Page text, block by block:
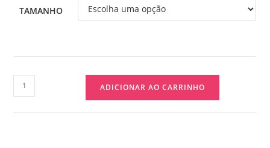
TAMANHO
ADICIONAR AO CARRINHO